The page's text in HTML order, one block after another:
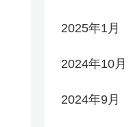
2025年1月
2024年10月
2024年9月